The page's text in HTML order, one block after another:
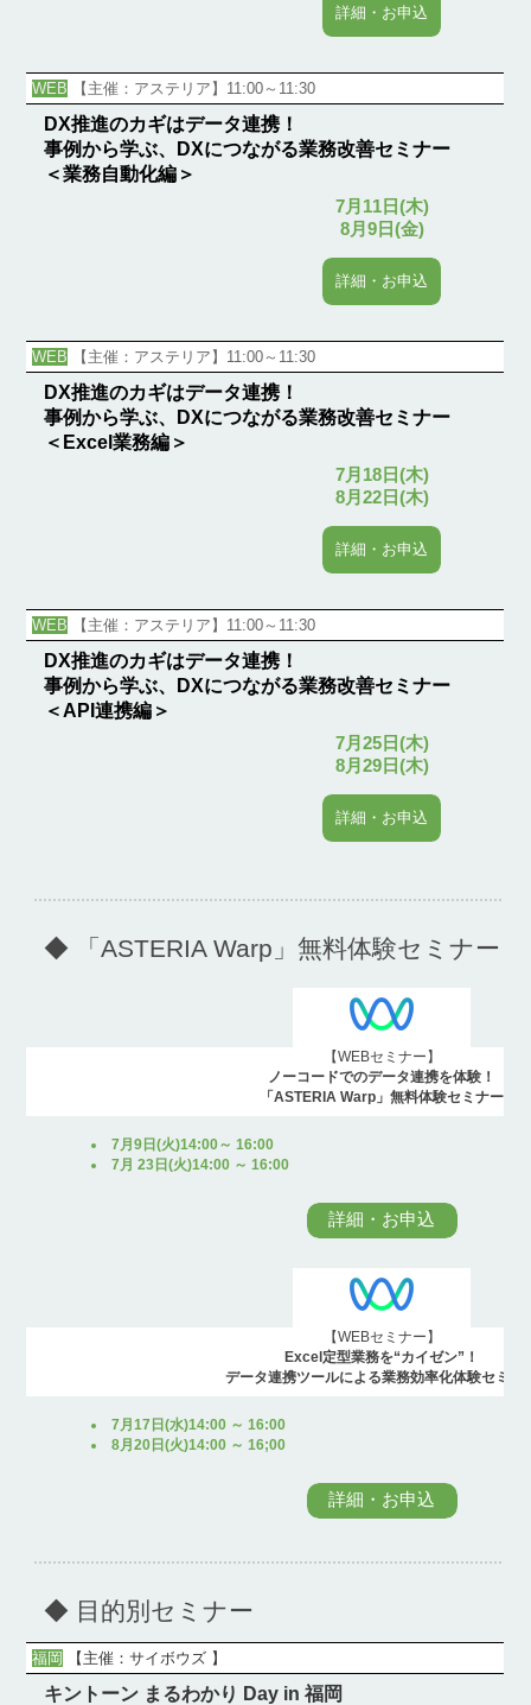
詳細・お申込
WEB 【主催：アステリア】11:00～11:30
DX推進のカギはデータ連携！
事例から学ぶ、DXにつながる業務改善セミナー
＜業務自動化編＞
7月11日(木)
8月9日(金)
詳細・お申込
WEB 【主催：アステリア】11:00～11:30
DX推進のカギはデータ連携！
事例から学ぶ、DXにつながる業務改善セミナー
＜Excel業務編＞
7月18日(木)
8月22日(木)
詳細・お申込
WEB 【主催：アステリア】11:00～11:30
DX推進のカギはデータ連携！
事例から学ぶ、DXにつながる業務改善セミナー
＜API連携編＞
7月25日(木)
8月29日(木)
詳細・お申込
◆ 「ASTERIA Warp」無料体験セミナー
【WEBセミナー】
ノーコードでのデータ連携を体験！
「ASTERIA Warp」無料体験セミナー
7月9日(火)14:00～ 16:00
7月 23日(火)14:00 ～ 16:00
詳細・お申込
【WEBセミナー】
Excel定型業務を“カイゼン”！
データ連携ツールによる業務効率化体験セミナ
7月17日(水)14:00 ～ 16:00
8月20日(火)14:00 ～ 16;00
詳細・お申込
◆ 目的別セミナー
福岡 【 主催：サイボウズ 】
キントーン まるわかり Day in 福岡